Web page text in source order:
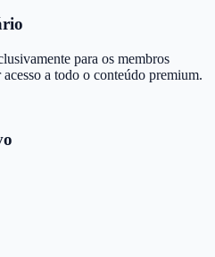
para os membros
a todo o conteúdo premium.